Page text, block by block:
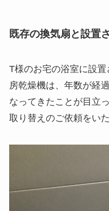
既存の換気扇と設置
T様のお宅の浴室に設
房乾燥機は、年数が経
なってきたことが目立
取り替えのご依頼をい